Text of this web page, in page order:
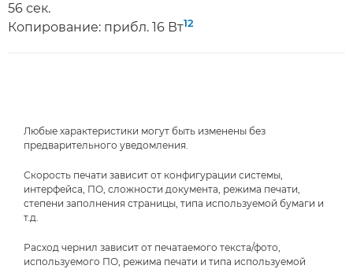
56 сек.
Копирование: прибл. 16 Вт12
Любые характеристики могут быть изменены без
предварительного уведомления.
Скорость печати зависит от конфигурации системы,
интерфейса, ПО, сложности документа, режима печати,
степени заполнения страницы, типа используемой бумаги и
т.д.
Расход чернил зависит от печатаемого текста/фото,
используемого ПО, режима печати и типа используемой